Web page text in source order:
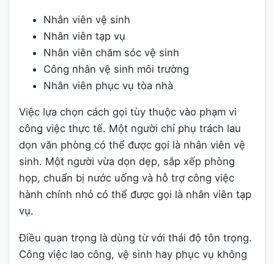
Nhân viên vệ sinh
Nhân viên tạp vụ
Nhân viên chăm sóc vệ sinh
Công nhân vệ sinh môi trường
Nhân viên phục vụ tòa nhà
Việc lựa chọn cách gọi tùy thuộc vào phạm vi
công việc thực tế. Một người chỉ phụ trách lau
dọn văn phòng có thể được gọi là nhân viên vệ
sinh. Một người vừa dọn dẹp, sắp xếp phòng
họp, chuẩn bị nước uống và hỗ trợ công việc
hành chính nhỏ có thể được gọi là nhân viên tạp
vụ.
Điều quan trọng là dùng từ với thái độ tôn trọng.
Công việc lao công, vệ sinh hay phục vụ không